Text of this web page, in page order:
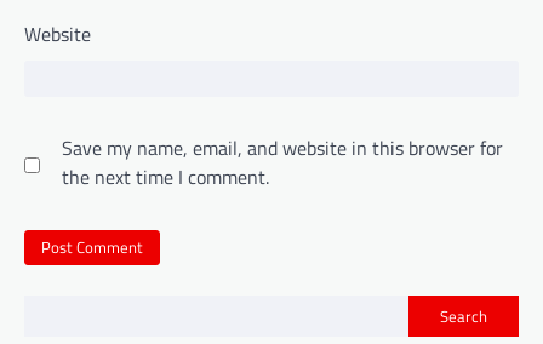
Website
Save my name, email, and website in this browser for
the next time I comment.
Search